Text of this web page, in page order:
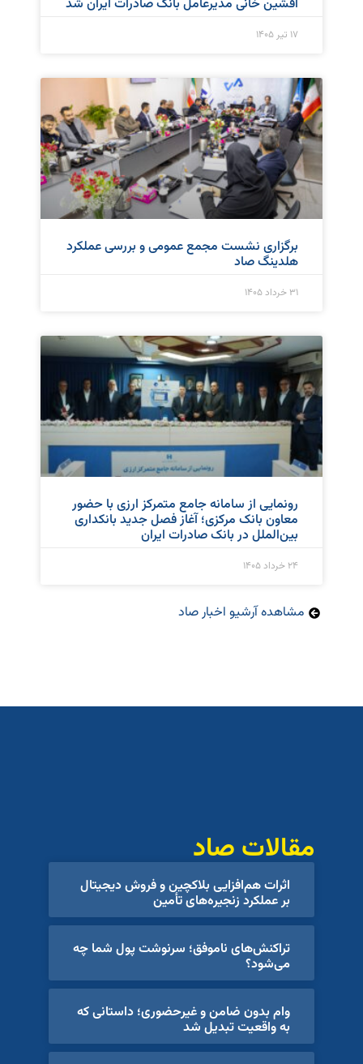
افشین خانی مدیرعامل بانک صادرات ایران شد
۱۷ تیر ۱۴۰۵
برگزاری نشست مجمع عمومی و بررسی عملکرد
هلدینگ صاد
۳۱ خرداد ۱۴۰۵
رونمایی از سامانه جامع متمرکز ارزی با حضور
معاون بانک مرکزی؛ آغاز فصل جدید بانکداری
بین‌الملل در بانک صادرات ایران
۲۴ خرداد ۱۴۰۵
مشاهده آرشیو اخبار صاد
مقالات صاد
اثرات هم‌افزایی بلاکچین و فروش دیجیتال
بر عملکرد زنجیره‌های تأمین
تراکنش‌های ناموفق؛ سرنوشت پول شما چه
می‌شود؟
وام بدون ضامن و غیرحضوری؛ داستانی که
به واقعیت تبدیل شد